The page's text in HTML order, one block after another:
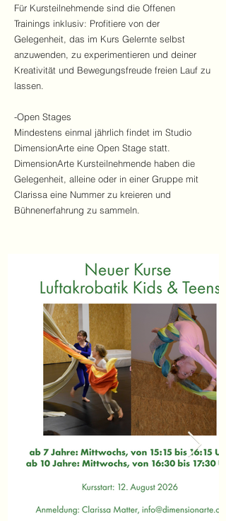
Für Kursteilnehmende sind die Offenen
Trainings inklusiv: Profitiere von der
Gelegenheit, das im Kurs Gelernte selbst
anzuwenden, zu experimentieren und deiner
Kreativität und Bewegungsfreude freien Lauf zu
lassen.
-Open Stages
Mindestens einmal jährlich findet im Studio
DimensionArte eine Open Stage statt.
DimensionArte Kursteilnehmende haben die
Gelegenheit, alleine oder in einer Gruppe mit
Clarissa eine Nummer zu kreieren und
Bühnenerfahrung zu sammeln.